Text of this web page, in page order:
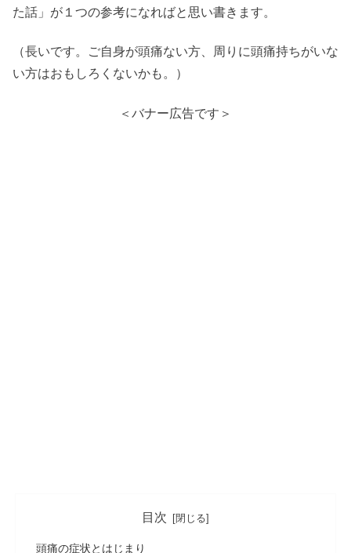
た話」が１つの参考になればと思い書きます。
（長いです。ご自身が頭痛ない方、周りに頭痛持ちがいな
い方はおもしろくないかも。）
＜バナー広告です＞
目次
頭痛の症状とはじまり